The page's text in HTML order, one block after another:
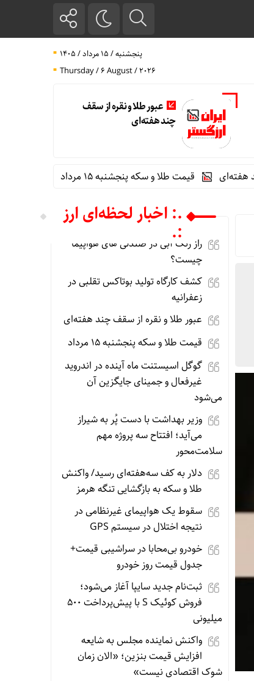
پنجشنبه / ۱۵ مرداد / ۱۴۰۵
Thursday / 6 August / 2026
عبور طلا و نقره از سقف
چند هفته‌ای
قیمت طلا و سکه پنجشنبه 15 مرداد
گوگل اسیستنت ماه
.: اخبار لحظه‌ای ارز
:.
راز رنگ آبی در صندلی های هواپیما
چیست؟
کشف کارگاه تولید بوتاکس تقلبی در
زعفرانیه
عبور طلا و نقره از سقف چند هفته‌ای
قیمت طلا و سکه پنجشنبه 15 مرداد
گوگل اسیستنت ماه آینده در اندروید
غیرفعال و جمینای جایگزین آن
می‌شود
وزیر بهداشت با دست پُر به شیراز
می‌آید؛ افتتاح سه پروژه مهم
سلامت‌محور
دلار به کف سه‌هفته‌ای رسید/ واکنش
طلا و سکه به بازگشایی تنگه هرمز
سقوط یک هواپیمای غیرنظامی در
نتیجه اختلال در سیستم‌ GPS
خودرو بی‌محابا در سراشیبی قیمت+
جدول قیمت روز خودرو
ثبت‌نام جدید سایپا آغاز می‌شود؛
فروش کوئیک S با پیش‌پرداخت ۵۰۰
میلیونی
واکنش نماینده مجلس به شایعه
افزایش قیمت بنزین؛ «الان زمان
شوک اقتصادی نیست»